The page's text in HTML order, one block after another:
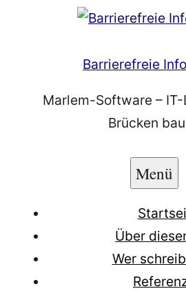
Barrierefreie
Marlem-Software –
Brücken
Menü
Über
Wer